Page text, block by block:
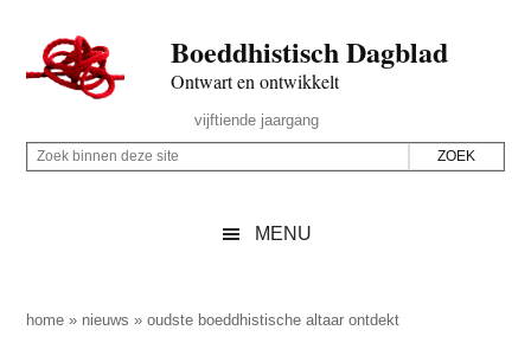
naar
de
inhoud
secondary
naar
de
sidebar
naar
de
Boeddhistisch Dagblad
Ontwart en ontwikkelt
Rechts
vijftiende jaargang
Z
p
Z
i
MENU
home » nieuws »oudste boeddhistische altaar ontdekt